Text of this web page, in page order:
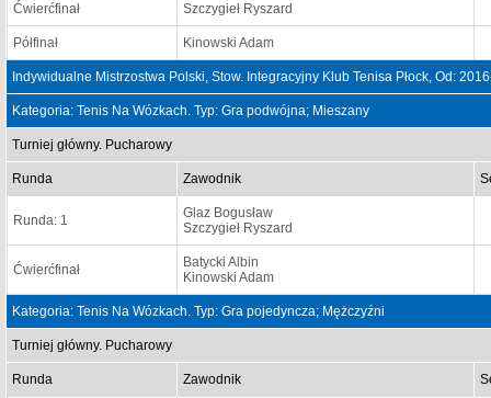
Ćwierćfinał Szczygieł Ryszard
Półfinał Kinowski Adam
Indywidualne Mistrzostwa Polski, Stow. Integracyjny Klub Tenisa Płock, Od:
Kategoria: Tenis Na Wózkach. Typ: Gra podwójna; Mieszany
Turniej główny. Pucharowy
Runda Zawodnik
Runda: 1
Glaz Bogusław
Szczygieł Ryszard
Ćwierćfinał
Batycki Albin
Kinowski Adam
Kategoria: Tenis Na Wózkach. Typ: Gra pojedyncza; Mężczyźni
Turniej główny. Pucharowy
Runda Zawodnik